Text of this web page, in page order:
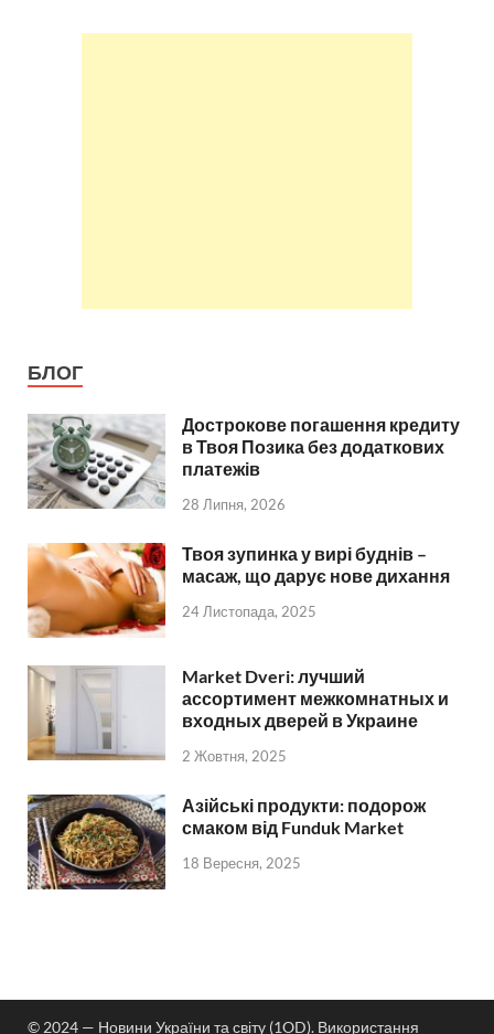
БЛОГ
Дострокове погашення кредиту
в Твоя Позика без додаткових
платежів
28 Липня, 2026
Твоя зупинка у вирі буднів –
масаж, що дарує нове дихання
24 Листопада, 2025
Market Dveri: лучший
ассортимент межкомнатных и
входных дверей в Украине
2 Жовтня, 2025
Азійські продукти: подорож
смаком від Funduk Market
18 Вересня, 2025
© 2024 — Новини України та світу (1OD). Використання